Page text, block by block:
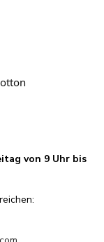
von 9 Uhr bis